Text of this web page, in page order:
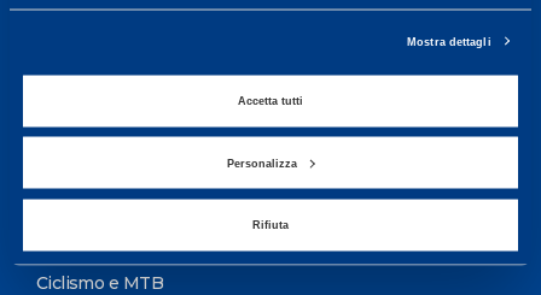
Mostra dettagli
Accetta tutti
Personalizza
Rifiuta
Test di valutazione
Sport
Ciclismo e MTB